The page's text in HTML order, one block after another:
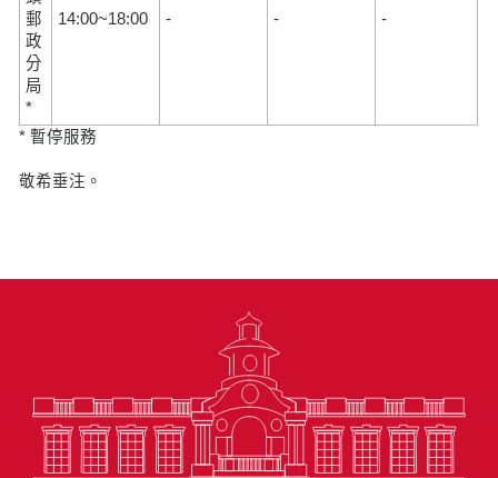
郵
政
分
局
*
14:00~18:00 - - -
* 暫停服務
敬希垂注。